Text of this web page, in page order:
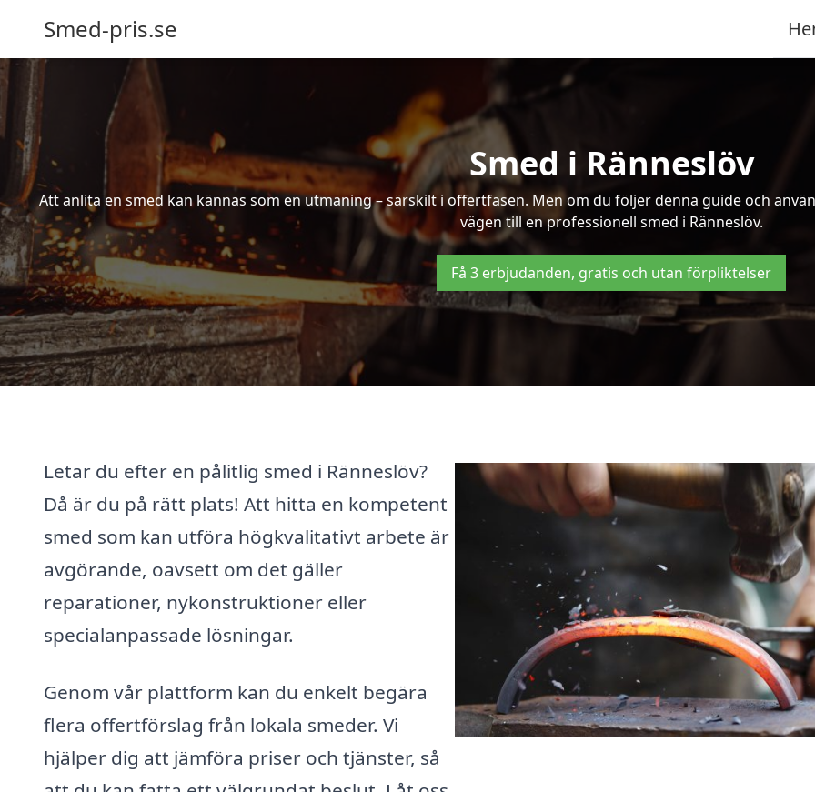
Smed-pris.se
Smed i Ränneslöv
Att anlita en smed kan kännas som en utmaning – särskilt i offertfasen. Men om du följer denna guide och
vägen till en professionell smed i Ränneslöv.
Få 3 erbjudanden, gratis och utan förpliktelser
Letar du efter en pålitlig smed i Ränneslöv?
Då är du på rätt plats! Att hitta en kompetent
smed som kan utföra högkvalitativt arbete är
avgörande, oavsett om det gäller
reparationer, nykonstruktioner eller
specialanpassade lösningar.
Genom vår plattform kan du enkelt begära
flera offertförslag från lokala smeder. Vi
hjälper dig att jämföra priser och tjänster, så